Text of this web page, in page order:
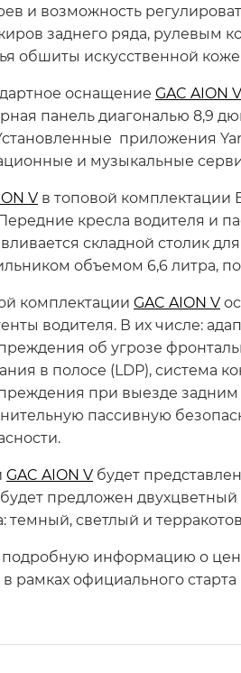
и возможность
заднего ряда, рулевым
обшиты искусственной
оснащение GAC AION V
панель диагональю 8,9
приложения
и музыкальные
V в топовой комплектации
кресла водителя и
складной столик
объемом 6,6 литра,
комплектации GAC AION V
водителя. В их числе:
об угрозе
в полосе (LDP), система
при выезде задним
пассивную
GAC AION V будет
предложен
темный, светлый и
информацию о
рамках официального